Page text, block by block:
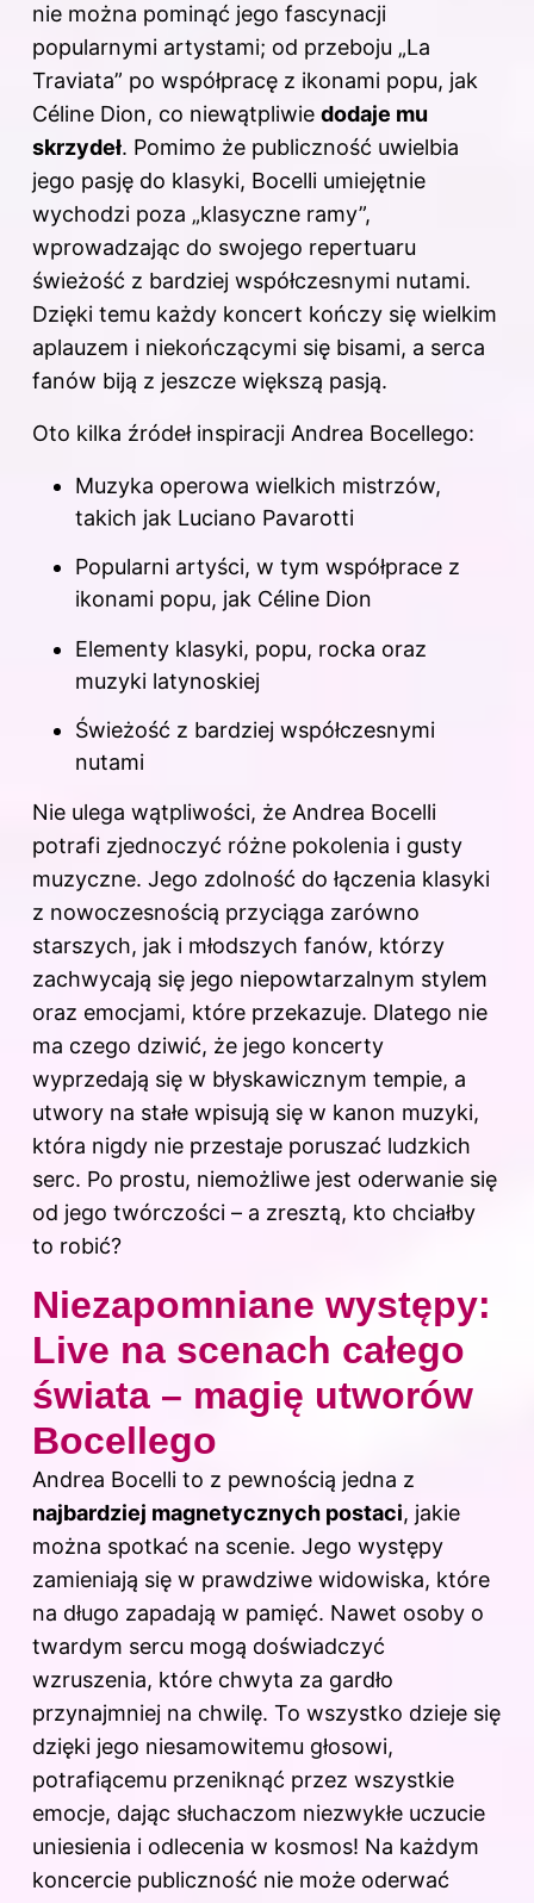
nie można pominąć jego fascynacji
popularnymi artystami; od przeboju „La
Traviata” po współpracę z ikonami popu, jak
Céline Dion, co niewątpliwie dodaje mu
skrzydeł. Pomimo że publiczność uwielbia
jego pasję do klasyki, Bocelli umiejętnie
wychodzi poza „klasyczne ramy”,
wprowadzając do swojego repertuaru
świeżość z bardziej współczesnymi nutami.
Dzięki temu każdy koncert kończy się wielkim
aplauzem i niekończącymi się bisami, a serca
fanów biją z jeszcze większą pasją.
Oto kilka źródeł inspiracji Andrea Bocellego:
Muzyka operowa wielkich mistrzów,
takich jak Luciano Pavarotti
Popularni artyści, w tym współprace z
ikonami popu, jak Céline Dion
Elementy klasyki, popu, rocka oraz
muzyki latynoskiej
Świeżość z bardziej współczesnymi
nutami
Nie ulega wątpliwości, że Andrea Bocelli
potrafi zjednoczyć różne pokolenia i gusty
muzyczne. Jego zdolność do łączenia klasyki
z nowoczesnością przyciąga zarówno
starszych, jak i młodszych fanów, którzy
zachwycają się jego niepowtarzalnym stylem
oraz emocjami, które przekazuje. Dlatego nie
ma czego dziwić, że jego koncerty
wyprzedają się w błyskawicznym tempie, a
utwory na stałe wpisują się w kanon muzyki,
która nigdy nie przestaje poruszać ludzkich
serc. Po prostu, niemożliwe jest oderwanie się
od jego twórczości – a zresztą, kto chciałby
to robić?
Niezapomniane występy:
Live na scenach całego
świata – magię utworów
Bocellego
Andrea Bocelli to z pewnością jedna z
najbardziej magnetycznych postaci, jakie
można spotkać na scenie. Jego występy
zamieniają się w prawdziwe widowiska, które
na długo zapadają w pamięć. Nawet osoby o
twardym sercu mogą doświadczyć
wzruszenia, które chwyta za gardło
przynajmniej na chwilę. To wszystko dzieje się
dzięki jego niesamowitemu głosowi,
potrafiącemu przeniknąć przez wszystkie
emocje, dając słuchaczom niezwykłe uczucie
uniesienia i odlecenia w kosmos! Na każdym
koncercie publiczność nie może oderwać